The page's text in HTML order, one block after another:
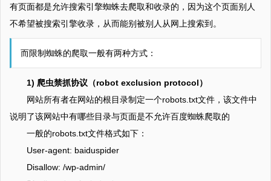
有页面都是允许搜索引擎蜘蛛去爬取和收录的，因为这个页面别人
不希望被搜索引擎收录，从而能别被别人从网上搜索到。
而限制蜘蛛的爬取一般有两种方式：
1) 爬虫禁抓协议（robot exclusion protocol）
网站所有者在网站的根目录制定一个robots.txt文件，该文件中
说明了该网站中有哪些目录与页面是不允许百度蜘蛛爬取的
一般的robots.txt文件格式如下：
User-agent: baiduspider
Disallow: /wp-admin/